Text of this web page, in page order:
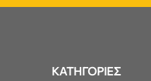
ΚΑΤΗΓΟΡΙΕΣ